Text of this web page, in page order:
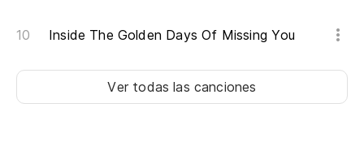
Inside The Golden Days Of Missing You
Ver todas las canciones